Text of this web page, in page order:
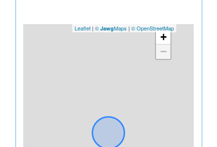
+
−
Leaflet | © JawgMaps | © OpenStreetMap